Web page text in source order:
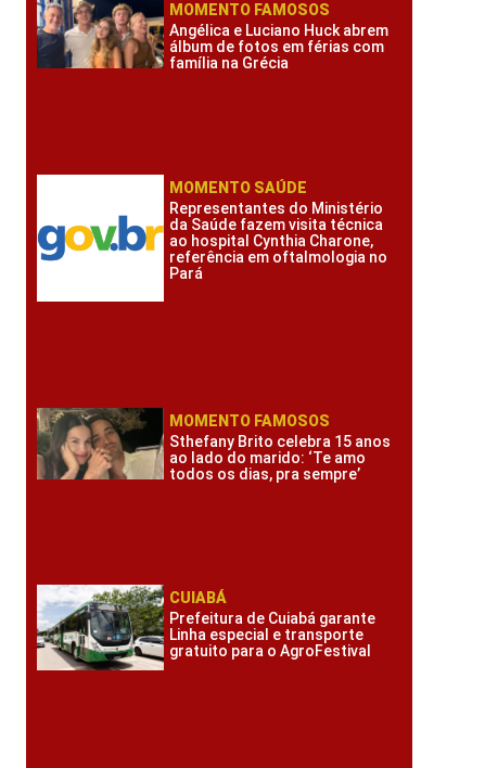
MOMENTO FAMOSOS
Angélica e Luciano Huck abrem
álbum de fotos em férias com
família na Grécia
MOMENTO SAÚDE
Representantes do Ministério
da Saúde fazem visita técnica
ao hospital Cynthia Charone,
referência em oftalmologia no
Pará
MOMENTO FAMOSOS
Sthefany Brito celebra 15 anos
ao lado do marido: ‘Te amo
todos os dias, pra sempre’
CUIABÁ
Prefeitura de Cuiabá garante
Linha especial e transporte
gratuito para o AgroFestival